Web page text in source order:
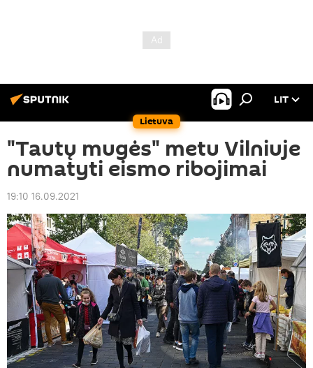
Lietuva
LIT
"Tautų mugės" metu Vilniuje
numatyti eismo ribojimai
19:10 16.09.2021